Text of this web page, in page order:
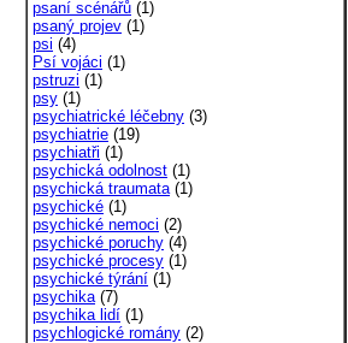
psaní scénářů (1)
psaný projev (1)
psi (4)
Psí vojáci (1)
pstruzi (1)
psy (1)
psychiatrické léčebny (3)
psychiatrie (19)
psychiatři (1)
psychická odolnost (1)
psychická traumata(1)
psychické (1)
psychické nemoci (2)
psychické poruchy (4)
psychické procesy (1)
psychické týrání (1)
psychika(7)
psychika lidí (1)
psychlogické romány (2)